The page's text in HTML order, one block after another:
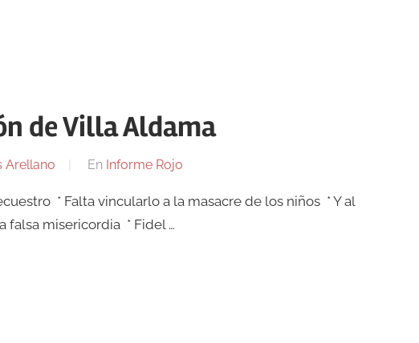
de Villa Aldama
Arellano En Informe Rojo
* Falta vincularlo a la masacre de los niños * Y al
falsa misericordia * Fidel …